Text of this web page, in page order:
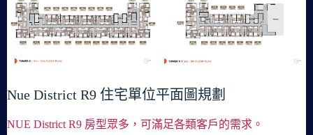
Nue District R9 住宅單位平面圖規劃
NUE District R9 房型眾多，可滿足各類客戶的需求。